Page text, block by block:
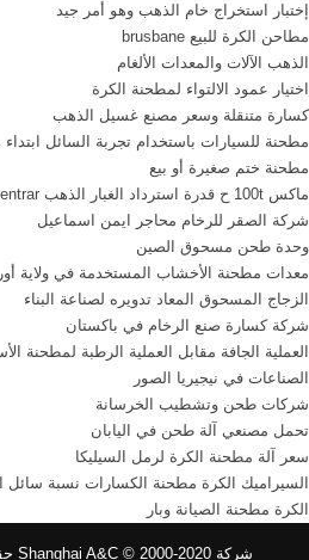
مطحنة الكرة أستراليا. اتصل
بالمورد
إختبار استخراج خام الذهب وهو أمر جيد
مطاحن الكرة للبيع brusbane
الذهب الآلات والمعدات الألغام
اختيار عمود الالتواء لمطحنة الكرة
كسارة متنقلة وسعر مصنع غسيل الذهب
مطحنة للسيارات باستخدام تجربة السائل
مطحنة ختم صغيرة أو بيع
ماكس 100t ح قدرة استرداد الغبار الذهب concentrar
شركة الصقر للرخام محاجر ايمن اسماعيل
وحدة طحن مسحوق الصين
معدات مطحنة الأخشاب المستخدمة في ولاية
الزجاج المسحوق المعاد تدويره لصناعة البناء
شركة كسارة صنع الرخام في باكستان
العملية الجافة مقابل العملية الرطبة لمطحنة
الصناعات في نيجيريا الصور
شركات طحن وتشطيب الخرسانة
تحمل مصنعي آلة طحن في اليابان
سعر آلة مطحنة الكرة لرمل السيليكا
السيراميك الكرة مطحنة الكسارات نسبة سائل
الكرة مطحنة الصيانة وبار
شركة Shanghai A&C © 2000-2020 حقوق النشر.